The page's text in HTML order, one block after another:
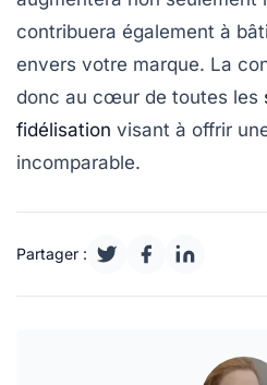
contribuera également à
envers votre marque. La
donc au cœur de toutes les
fidélisation visant à offrir
incomparable.
Partager :